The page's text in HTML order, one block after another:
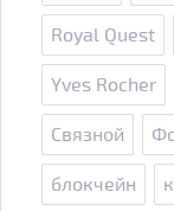
Royal Quest
Yves Rocher
Связной
блокчейн